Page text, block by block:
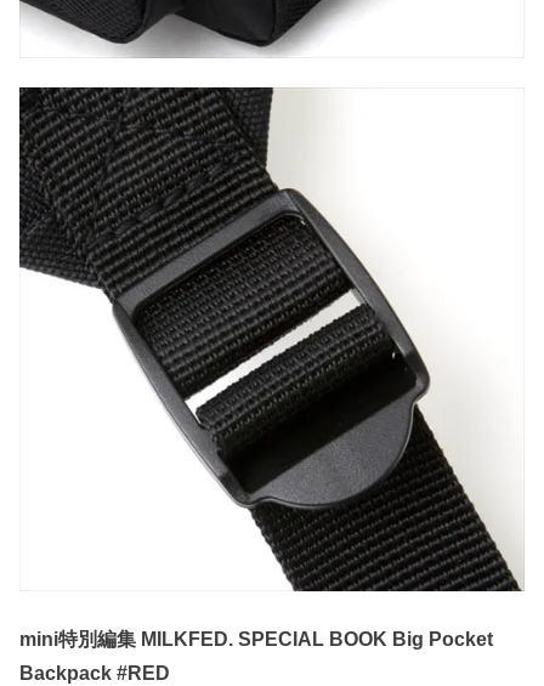
mini特別編集 MILKFED. SPECIAL BOOK Big Pocket
Backpack #RED